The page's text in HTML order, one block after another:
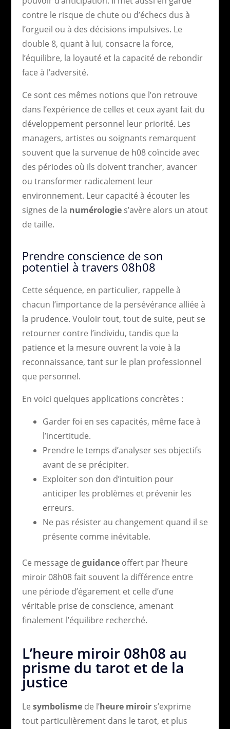
contre le risque de chute ou d’échecs dus à
l’orgueil ou à des décisions impulsives. Le
double 8, quant à lui, consacre la force,
l’équilibre, la loyauté et la capacité de rebondir
face à l’adversité.
Ce sont ces mêmes notions que l’on retrouve
dans l’expérience de celles et ceux ayant fait du
développement personnel leur priorité. Les
managers, artistes ou soignants remarquent
souvent que la survenue de h08 coïncide avec
des périodes où ils doivent trancher, avancer
ou transformer radicalement leur
environnement. Leur capacité à écouter les
signes de la numérologies’avère alors un atout
de taille.
Prendre conscience de son
potentiel à travers 08h08
Cette séquence, en particulier, rappelle à
chacun l’importance de la persévérance alliée à
la prudence. Vouloir tout, tout de suite, peut se
retourner contre l’individu, tandis que la
patience et la mesure ouvrent la voie à la
reconnaissance, tant sur le plan professionnel
que personnel.
En voici quelques applications concrètes :
Garder foi en ses capacités, même face à
l’incertitude.
Prendre le temps d’analyser ses objectifs
avant de se précipiter.
Exploiter son don d’intuition pour
anticiper les problèmes et prévenir les
erreurs.
Ne pas résister au changement quand il se
présente comme inévitable.
Ce message de guidanceoffert par l’heure
miroir 08h08 fait souvent la différence entre
une période d’égarement et celle d’une
véritable prise de conscience, amenant
finalement l’équilibre recherché.
L’heure miroir 08h08 au
prisme du tarot et de la
justice
Le symbolismede l’heure miroirs’exprime
tout particulièrement dans le tarot, et plus